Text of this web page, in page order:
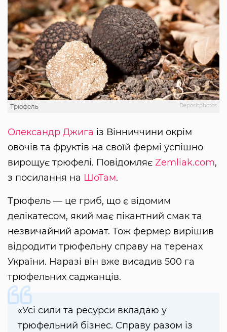
Depositphotos
Трюфель
Олександр Джига із Вінниччини окрім
овочів та фруктів на своїй фермі успішно
вирощує трюфелі. Повідомляє Zemliak.com,
з посилання на ШоТам.
Трюфель — це гриб, що є відомим
делікатесом, який має пікантний смак та
незвичайний аромат. Тож фермер вирішив
відродити трюфельну справу на теренах
України. Наразі він вже висадив 500 га
трюфельних саджанців.
«Усі сили та ресурси вкладаю у
трюфельний бізнес. Справу разом із